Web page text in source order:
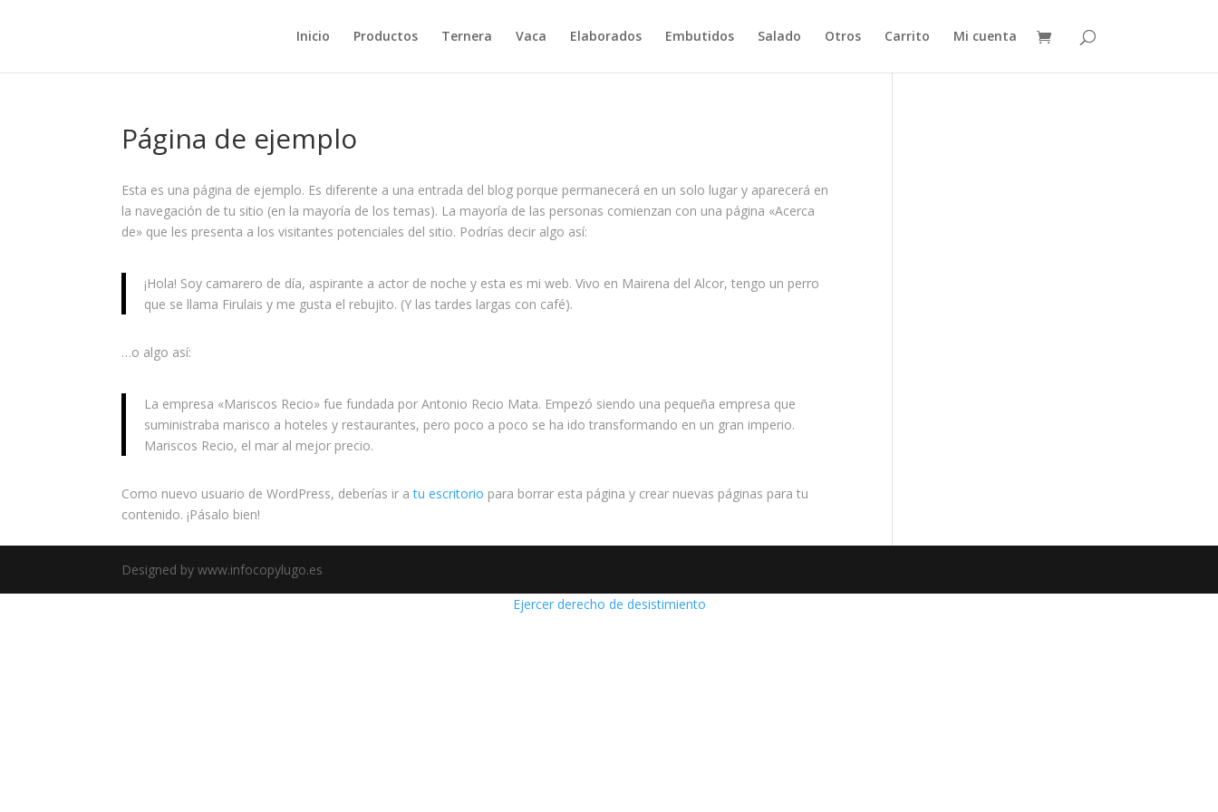
Inicio Productos Ternera Vaca Elaborados Embutidos Salado Otros Carrito Mi cuenta
Página de ejemplo
Esta es una página de ejemplo. Es diferente a una entrada del blog porque permanecerá en un solo lugar y aparecerá en
la navegación de tu sitio (en la mayoría de los temas). La mayoría de las personas comienzan con una página «Acerca
de» que les presenta a los visitantes potenciales del sitio. Podrías decir algo así:
¡Hola! Soy camarero de día, aspirante a actor de noche y esta es mi web. Vivo en Mairena del Alcor, tengo un perro
que se llama Firulais y me gusta el rebujito. (Y las tardes largas con café).
…o algo así:
La empresa «Mariscos Recio» fue fundada por Antonio Recio Mata. Empezó siendo una pequeña empresa que
suministraba marisco a hoteles y restaurantes, pero poco a poco se ha ido transformando en un gran imperio.
Mariscos Recio, el mar al mejor precio.
Como nuevo usuario de WordPress, deberías ir atu escritorio para borrar esta página y crear nuevas páginas para tu
contenido. ¡Pásalo bien!
Designed by www.infocopylugo.es
Ejercer derecho de desistimiento